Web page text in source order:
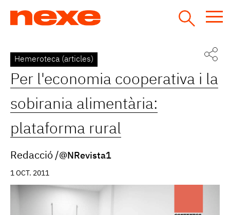
Back
to
top
Hemeroteca (articles)
Per l'economia cooperativa i la
sobirania alimentària:
plataforma rural
Redacció @NRevista1
1 OCT. 2011